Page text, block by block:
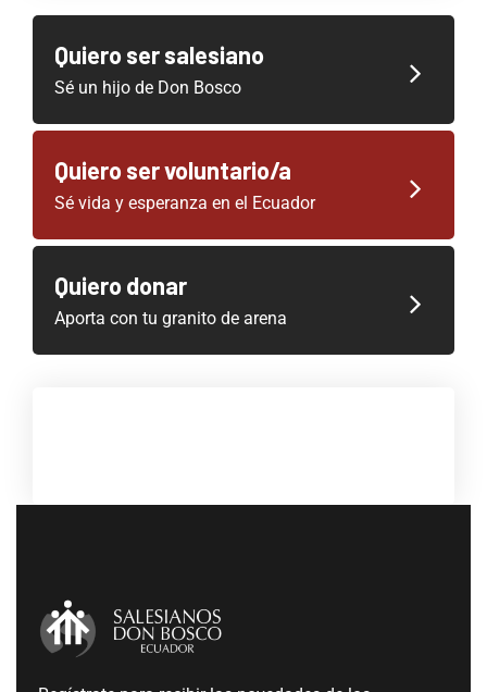
Quiero ser salesiano
Sé un hijo de Don Bosco
Quiero ser voluntario/a
Sé vida y esperanza en el Ecuador
Quiero donar
Aporta con tu granito de arena